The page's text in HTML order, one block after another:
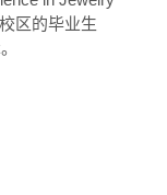
区的毕业生